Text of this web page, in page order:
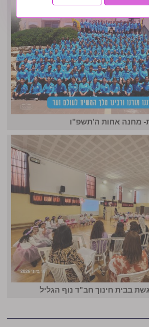
מחנה אחות ה'תשפ"ו
בבית חינוך חב"ד נוף הגליל